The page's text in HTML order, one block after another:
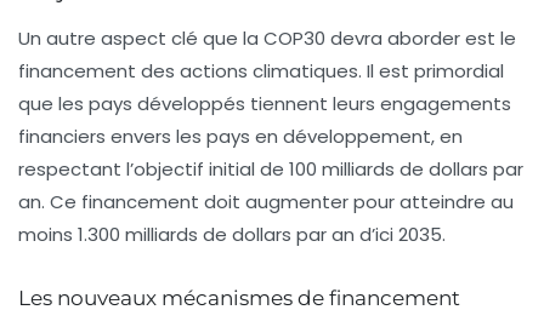
Un autre aspect clé que la COP30 devra aborder est le
financement des actions climatiques. Il est primordial
que les pays développés tiennent leurs engagements
financiers envers les pays en développement, en
respectant l’objectif initial de 100 milliards de dollars par
an. Ce financement doit augmenter pour atteindre au
moins 1.300 milliards de dollars par an d’ici 2035.
Les nouveaux mécanismes de financement